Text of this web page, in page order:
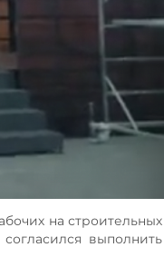
на строительных
выполнить